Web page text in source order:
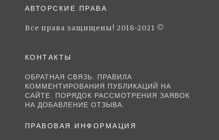
АВТОРСКИЕ ПРАВА
Все права защищены! 2018-2021 ©
КОНТАКТЫ
ОБРАТНАЯ СВЯЗЬ. ПРАВИЛА
КОММЕНТИРОВАНИЯ ПУБЛИКАЦИЙ НА
САЙТЕ. ПОРЯДОК РАССМОТРЕНИЯ ЗАЯВОК
НА ДОБАВЛЕНИЕ ОТЗЫВА.
ПРАВОВАЯ ИНФОРМАЦИЯ